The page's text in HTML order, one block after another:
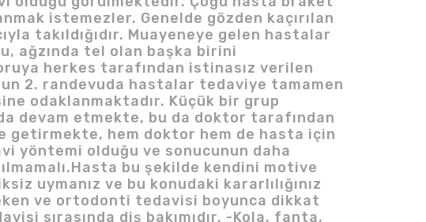
istemezler. Genelde gözden kaçırılan
takıldığıdır. Muayeneye gelen hastalar
ağzında tel olan başka birini
herkes tarafından istinasız verilen
2. randevuda hastalar tedaviye tamamen
odaklanmaktadır. Küçük bir grup
devam etmekte, bu da doktor tarafından
getirmekte, hem doktor hem de hasta için
yöntemi olduğu ve sonucunun daha
bu şekilde kendini motive
uymanız ve bu konudaki kararlılığınız
ve ortodonti tedavisi boyunca dikkat
sırasında diş bakımıdır. -Kola, fanta,